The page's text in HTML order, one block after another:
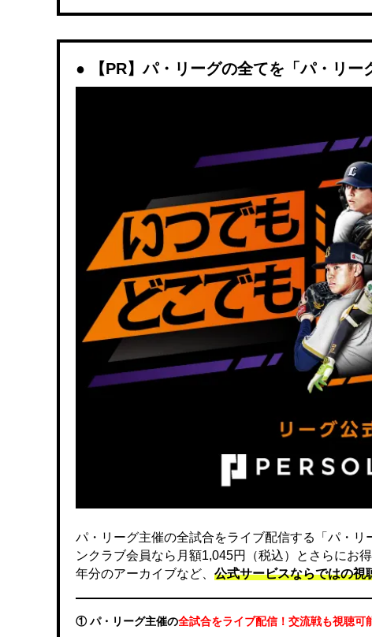
【PR】パ・リーグの全てを「パ・リー
パ・リーグ主催の全試合をライブ配信する「パ・リ
ンクラブ会員なら月額1,045円（税込）とさらにお
年分のアーカイブなど、 公式サービスならではの視
① パ・リーグ主催の全試合をライブ配信！交流戦も視聴可